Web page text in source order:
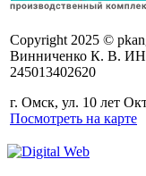
Copyright 2025 ©
Винниченко К. В.
245013402620
г. Омск, ул. 10 лет
Посмотреть на карте